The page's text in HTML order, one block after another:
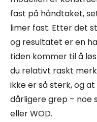
fast på håndtaket,
limer fast. Etter det
og resultatet er en
tiden kommer til å
du relativt raskt
ikke er så sterk, og
dårligere grep – noe
eller WOD.